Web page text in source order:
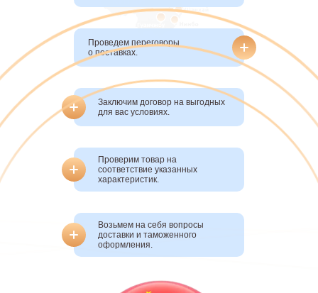
Проведем переговоры
о поставках.
Заключим договор на выгодных
для вас условиях.
Проверим товар на
соответствие указанных
характеристик.
Возьмем на себя вопросы
доставки и таможенного
оформления.